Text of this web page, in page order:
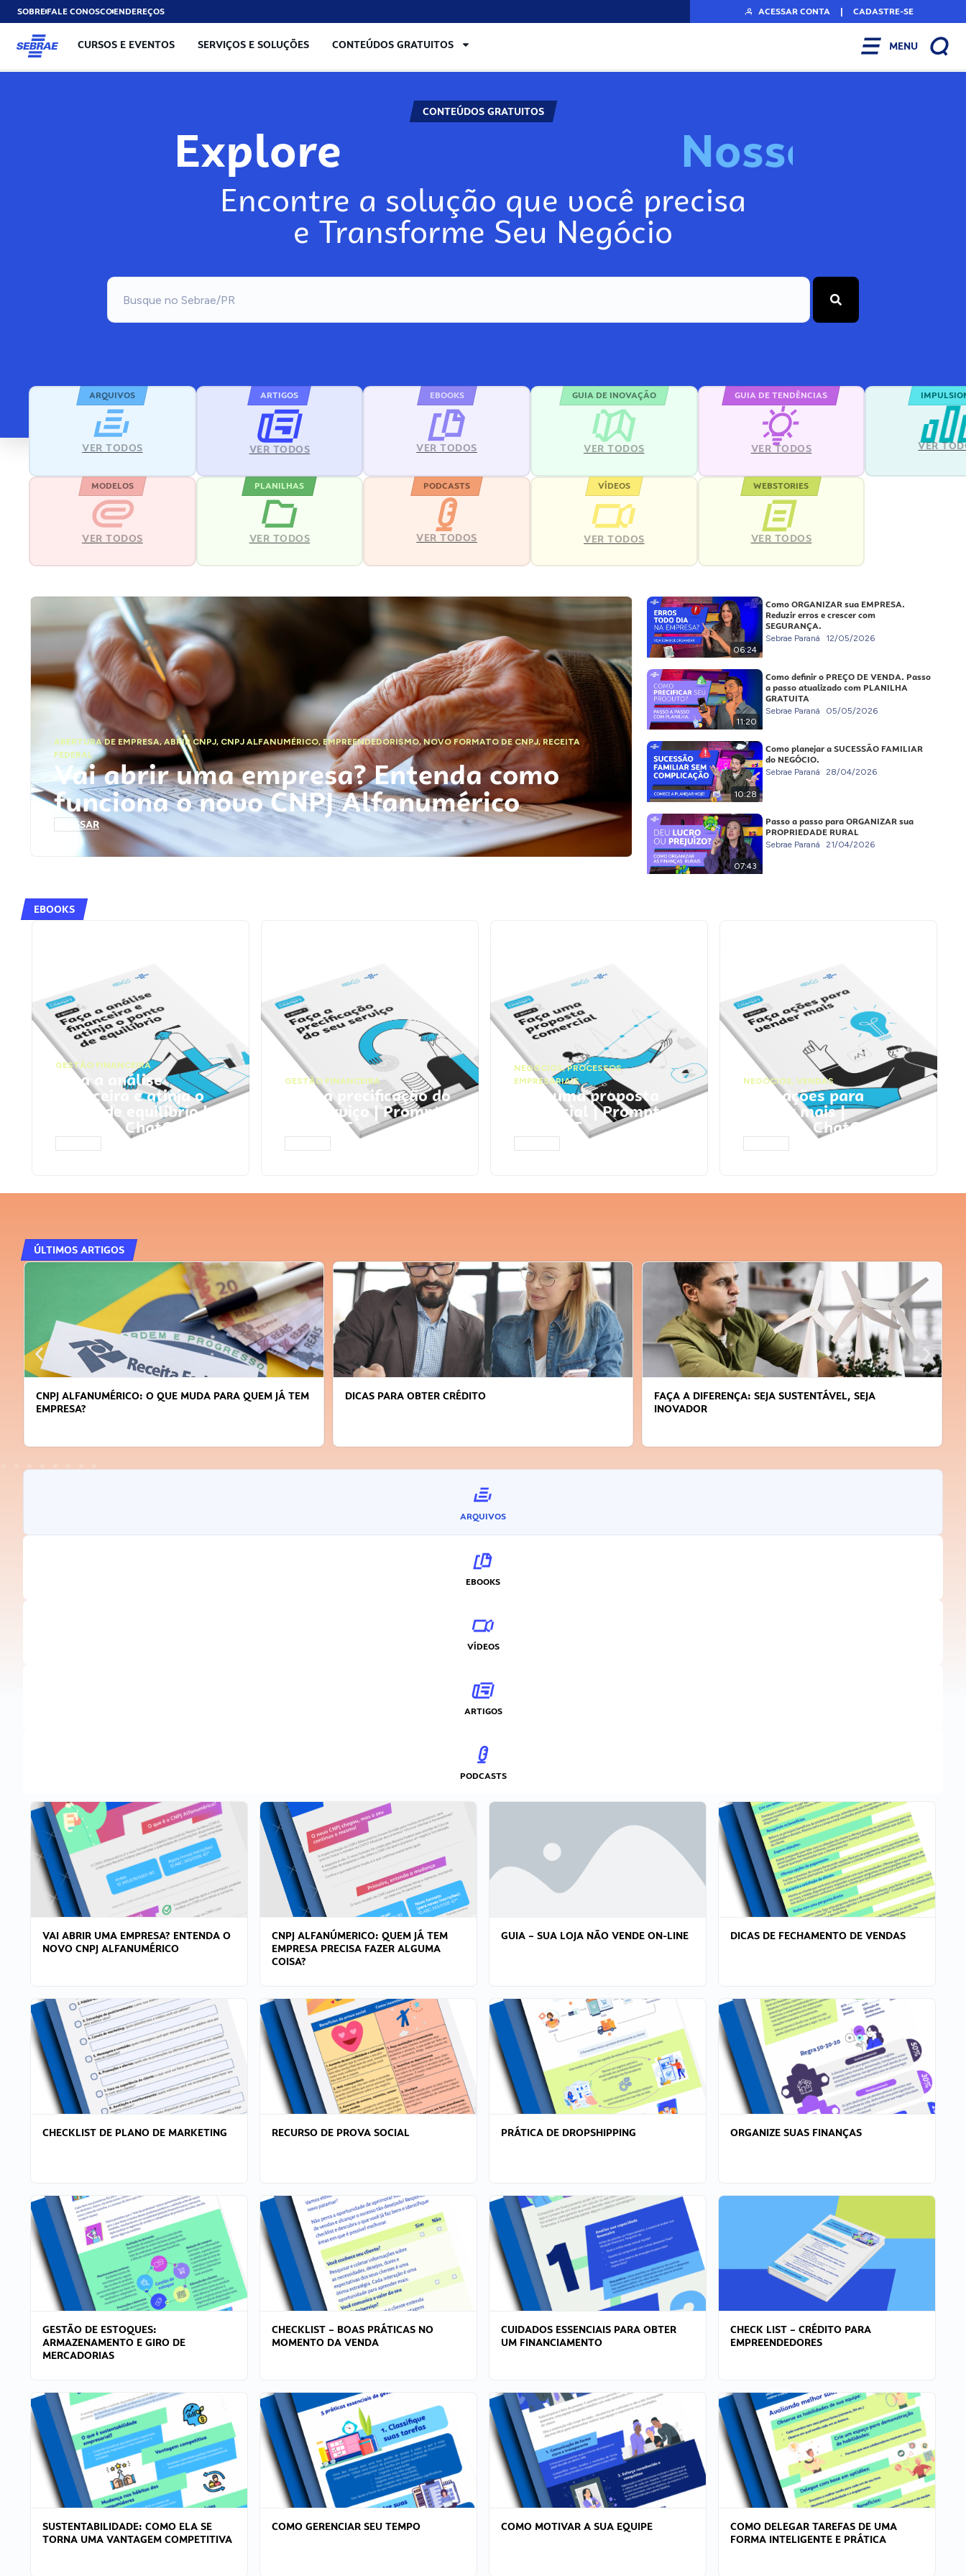
SOBREFALE CONOSCOENDEREÇOS ACESSAR CONTA | CADASTRE-SE
CURSOS E EVENTOS SERVIÇOS E SOLUÇÕES CONTEÚDOS GRATUITOS MENU
CONTEÚDOS GRATUITOS
Explore Nosso
Encontre a solução que você precisa
e Transforme Seu Negócio
ARQUIVOS
VER TODOS
ARTIGOS
VER TODOS
EBOOKS
VER TODOS
GUIA DE INOVAÇÃO
VER TODOS
GUIA DE TENDÊNCIAS
VER TODOS VER
MODELOS
VER TODOS
PLANILHAS
VER TODOS
PODCASTS
VER TODOS
VÍDEOS
VER TODOS
WEBSTORIES
VER TODOS
ABERTURA DE EMPRESA,ABRIR CNPJ, CNPJ ALFANUMÉRICO, EMPREENDEDORISMO,NOVO FORMATO DE CNPJ,RECEITA
FEDERAL
Vai abrir uma empresa? Entenda como
funciona o novo CNPJ Alfanumérico
ACESSAR
06:24
Como ORGANIZAR sua EMPRESA.
Reduzir erros e crescer com
SEGURANÇA.
Sebrae Paraná 12/05/2026
11:20
Como definir o PREÇO DE VENDA. Passo
a passo atualizado com PLANILHA
GRATUITA
Sebrae Paraná 05/05/2026
10:28
Como planejar a SUCESSÃO FAMILIAR
do NEGÓCIO.
Sebrae Paraná 28/04/2026
07:43
Passo a passo para ORGANIZAR sua
PROPRIEDADE RURAL
Sebrae Paraná 21/04/2026
EBOOKS
GESTÃO FINANCEIRA
Faça a análise
financeira e atinja o
ponto de equilíbrio |
Prompts ChatGPT
GESTÃO FINANCEIRA
Faça a precificação do
seu serviço | Prompts
ChatGPT
NEGÓCIOS,PROCESSOS
EMPRESARIAIS
Faça uma proposta
comercial | Prompts
ChatGPT
NEGÓCIOS, VENDAS
Faça ações para
vender mais |
Prompts ChatGPT
ÚLTIMOS ARTIGOS
CNPJ ALFANUMÉRICO: O QUE MUDA PARA QUEM JÁ TEM
EMPRESA?
DICAS PARA OBTER CRÉDITO
FAÇA A DIFERENÇA: SEJA SUSTENTÁVEL, SEJA
INOVADOR
ARQUIVOS
EBOOKS
VÍDEOS
ARTIGOS
PODCASTS
VAI ABRIR UMA EMPRESA? ENTENDA O
NOVO CNPJ ALFANUMÉRICO
CNPJ ALFANÚMERICO: QUEM JÁ TEM
EMPRESA PRECISA FAZER ALGUMA
COISA?
GUIA – SUA LOJA NÃO VENDE ON-LINE DICAS DE FECHAMENTO DE VENDAS
CHECKLIST DE PLANO DE MARKETING RECURSO DE PROVA SOCIAL PRÁTICA DE DROPSHIPPING ORGANIZE SUAS FINANÇAS
GESTÃO DE ESTOQUES:
ARMAZENAMENTO E GIRO DE
MERCADORIAS
CHECKLIST – BOAS PRÁTICAS NO
MOMENTO DA VENDA
CUIDADOS ESSENCIAIS PARA OBTER
UM FINANCIAMENTO
CHECK LIST – CRÉDITO PARA
EMPREENDEDORES
SUSTENTABILIDADE: COMO ELA SE
TORNA UMA VANTAGEM COMPETITIVA
COMO GERENCIAR SEU TEMPO COMO MOTIVAR A SUA EQUIPE
COMO DELEGAR TAREFAS DE UMA
FORMA INTELIGENTE E PRÁTICA